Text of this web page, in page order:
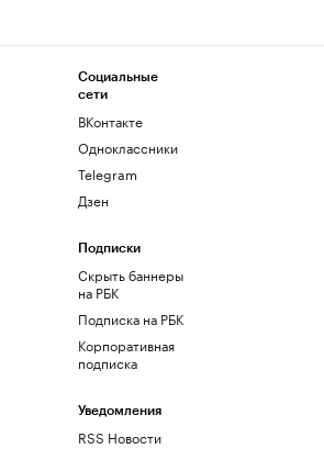
Социальные
сети
ВКонтакте
Одноклассники
Telegram
Дзен
Подписки
Скрыть баннеры
на РБК
Подписка на РБК
Корпоративная
подписка
Уведомления
RSS Новости